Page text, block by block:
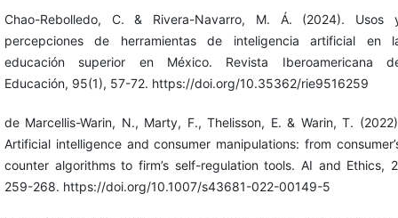
Chao-Rebolledo, C. & Rivera-Navarro, M. Á. (2024). Usos
percepciones de herramientas de inteligencia artificial en
educación superior en México. Revista Iberoamericana
Educación, 95(1), 57-72. https://doi.org/10.35362/rie9516259
de Marcellis-Warin, N., Marty, F., Thelisson, E. & Warin, T.
Artificial intelligence and consumer manipulations: from
counter algorithms to firm’s self-regulation tools. AI and Ethics,
259-268. https://doi.org/10.1007/s43681-022-00149-5